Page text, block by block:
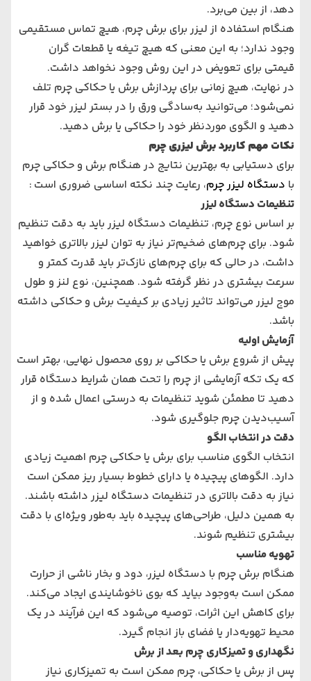
دهد، از بین می‌برد.
هنگام استفاده از لیزر برای برش چرم، هیچ تماس مستقیمی
وجود ندارد؛ به این معنی که هیچ تیغه یا قطعات گران
قیمتی برای تعویض در این روش وجود نخواهد داشت.
در نهایت، هیچ زمانی برای پردازش برش یا حکاکی چرم تلف
نمی‌شود؛ می‌توانید به‌سادگی ورق را در بستر لیزر خود قرار
دهید و الگوی موردنظر خود را حکاکی یا برش دهید.
نکات مهم کاربرد برش لیزری چرم
برای دستیابی به بهترین نتایج در هنگام برش و حکاکی چرم
با دستگاه لیزر چرم، رعایت چند نکته اساسی ضروری است :
تنظیمات دستگاه لیزر
بر اساس نوع چرم، تنظیمات دستگاه لیزر باید به دقت تنظیم
شود. برای چرم‌های ضخیم‌تر نیاز به توان لیزر بالاتری خواهید
داشت، در حالی که برای چرم‌های نازک‌تر باید قدرت کمتر و
سرعت بیشتری در نظر گرفته شود. همچنین، نوع لنز و طول
موج لیزر می‌تواند تاثیر زیادی بر کیفیت برش و حکاکی داشته
باشد.
آزمایش اولیه
پیش از شروع برش یا حکاکی بر روی محصول نهایی، بهتر است
که یک تکه آزمایشی از چرم را تحت همان شرایط دستگاه قرار
دهید تا مطمئن شوید تنظیمات به درستی اعمال شده و از
آسیب‌دیدن چرم جلوگیری شود.
دقت در انتخاب الگو
انتخاب الگوی مناسب برای برش یا حکاکی چرم اهمیت زیادی
دارد. الگوهای پیچیده یا دارای خطوط بسیار ریز ممکن است
نیاز به دقت بالاتری در تنظیمات دستگاه لیزر داشته باشند.
به همین دلیل، طراحی‌های پیچیده باید به‌طور ویژه‌ای با دقت
بیشتری تنظیم شوند.
تهویه مناسب
هنگام برش چرم با دستگاه لیزر، دود و بخار ناشی از حرارت
ممکن است به‌وجود بیاید که بوی ناخوشایندی ایجاد می‌کند.
برای کاهش این اثرات، توصیه می‌شود که این فرآیند در یک
محیط تهویه‌دار یا فضای باز انجام گیرد.
نگهداری و تمیزکاری چرم بعد از برش
پس از برش یا حکاکی، چرم ممکن است به تمیزکاری نیاز